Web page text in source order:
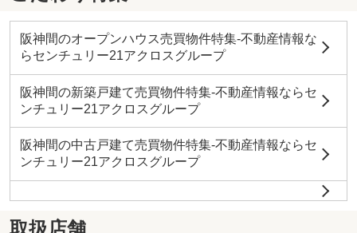
阪神間のオープンハウス売買物件特集-不動産情報な
らセンチュリー21アクロスグループ
阪神間の新築戸建て売買物件特集-不動産情報ならセ
ンチュリー21アクロスグループ
阪神間の中古戸建て売買物件特集-不動産情報ならセ
ンチュリー21アクロスグループ
取扱店舗